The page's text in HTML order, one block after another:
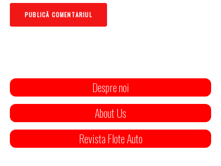
Despre noi
About Us
Revista Flote Auto